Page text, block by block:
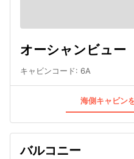
オーシャンビュー
キャビンコード: 6A
海側キャビン
バルコニー